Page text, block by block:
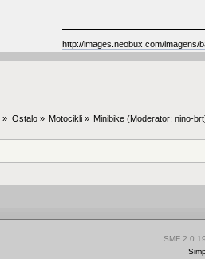
http://images.neobux.com/imagens/
» Ostalo» Motocikli» Minibike (Moderator:nino-brt
SMF